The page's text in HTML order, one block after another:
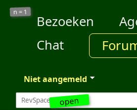
open
n = 1
Bezoeken
Chat
Niet aangemeld